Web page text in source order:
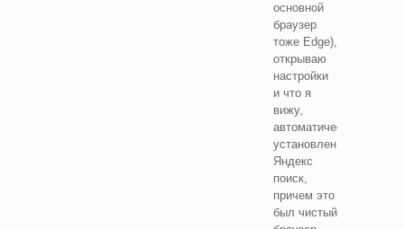
основной
браузер
тоже Edge),
открываю
настройки
и что я
вижу,
автоматически
установлен
Яндекс
поиск,
причем это
был чистый